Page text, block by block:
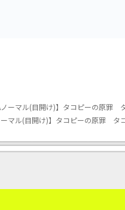
ノーマル(目開け)】タコピーの原罪
ーマル(目開け)】タコピーの原罪 タ